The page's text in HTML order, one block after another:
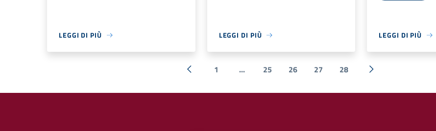
LEGGI DI PIÙ LEGGI DI PIÙ LEGGI DI PIÙ
« Precedente
1 ... 25 26 27 28
Successiva »